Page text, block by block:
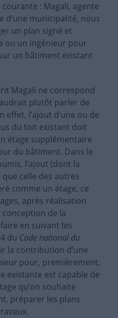
: Magali, agente
d’une municipalité, nous
un plan signé et
ou un ingénieur pour
un bâtiment existant
Magali ne correspond
plutôt parler de
l’ajout d’une ou de
du toit existant doit
étage supplémentaire
du bâtiment. Dans le
l’ajout (dont la
celle des autres
comme un étage, ce
après réalisation
conception de la
en suivant les
du Code national du
la contribution d’une
pour, premièrement,
existante est capable de
qu’on souhaite
préparer les plans